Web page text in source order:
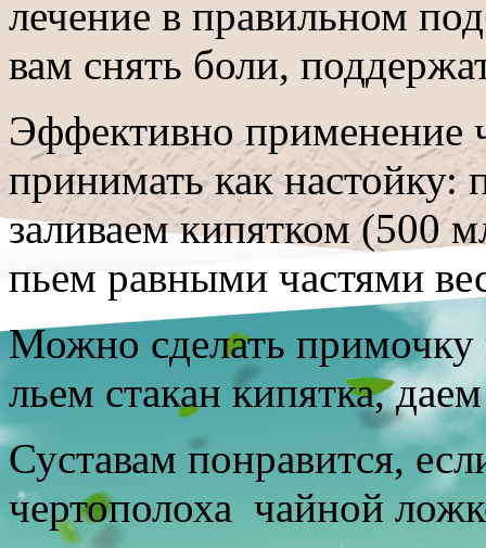
лечение в правильном
вам снять боли,
Эффективно применение
принимать как настойку:
заливаем кипятком (500
пьем равными частями
Можно сделать примочку
льем стакан кипятка,
Суставам понравится,
чертополоха чайной